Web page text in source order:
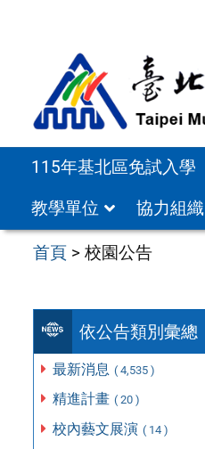
115年基北區免試入學
教學單位
協力組織
首頁 >校園公告
依公告類別彙總
最新消息 ( 4,535 )
精進計畫 ( 20 )
校內藝文展演 ( 14 )